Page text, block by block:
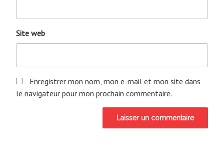
Site web
Enregistrer mon nom, mon e-mail et mon site dans
le navigateur pour mon prochain commentaire.